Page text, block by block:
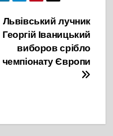
Львівський лучник
Георгій Іваницький
виборов срібло
чемпіонату Європи